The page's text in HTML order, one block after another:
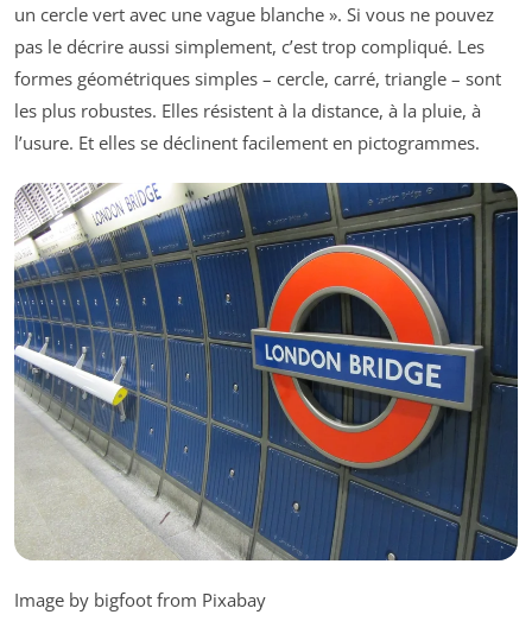
un cercle vert avec une vague blanche ». Si vous ne pouvez
pas le décrire aussi simplement, c’est trop compliqué. Les
formes géométriques simples – cercle, carré, triangle – sont
les plus robustes. Elles résistent à la distance, à la pluie, à
l’usure. Et elles se déclinent facilement en pictogrammes.
Image by bigfoot from Pixabay